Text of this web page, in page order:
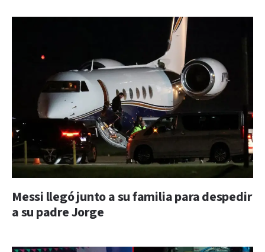
Messi llegó junto a su familia para despedir
a su padre Jorge